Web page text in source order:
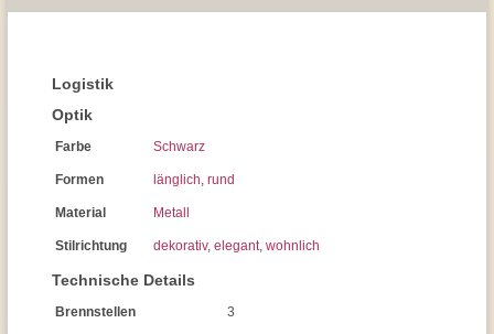
Logistik
Optik
Farbe Schwarz
Formen länglich, rund
Material Metall
Stilrichtung dekorativ, elegant, wohnlich
Technische Details
Brennstellen 3